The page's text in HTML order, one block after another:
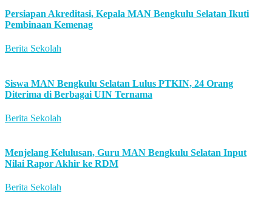
Persiapan Akreditasi, Kepala MAN Bengkulu Selatan Ikuti
Pembinaan Kemenag
Berita Sekolah
Siswa MAN Bengkulu Selatan Lulus PTKIN, 24 Orang
Diterima di Berbagai UIN Ternama
Berita Sekolah
Menjelang Kelulusan, Guru MAN Bengkulu Selatan Input
Nilai Rapor Akhir ke RDM
Berita Sekolah